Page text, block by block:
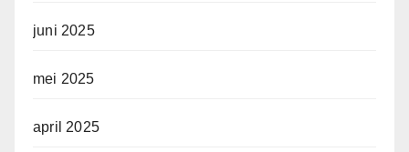
juni 2025
mei 2025
april 2025